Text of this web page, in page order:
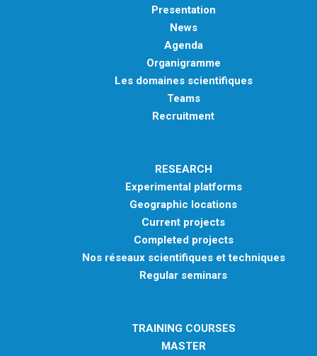
Presentation
News
Agenda
Organigramme
Les domaines scientifiques
Teams
Recruitment
RESEARCH
Experimental platforms
Geographic locations
Current projects
Completed projects
Nos réseaux scientifiques et techniques
Regular seminars
TRAINING COURSES
MASTER